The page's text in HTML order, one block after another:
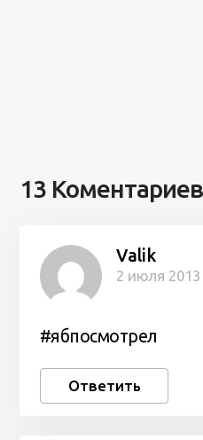
13 Коментариев
Valik
2 июля 2013
#ябпосмотрел
Ответить